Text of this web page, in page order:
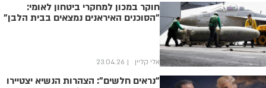
חוקר במכון למחקרי ביטחון לאומי:
"הסוכנים האיראנים נמצאים בבית הלבן"
אלי קליין 23.04.26
"נראים חלשים": הצהרות הנשיא יצטיירו